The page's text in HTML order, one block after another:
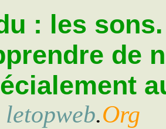
: les sons.
de
letopweb.Org